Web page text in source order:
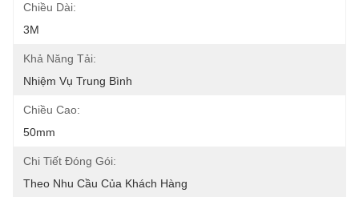
Chiều Dài:
3M
Khả Năng Tải:
Nhiệm Vụ Trung Bình
Chiều Cao:
50mm
Chi Tiết Đóng Gói:
Theo Nhu Cầu Của Khách Hàng